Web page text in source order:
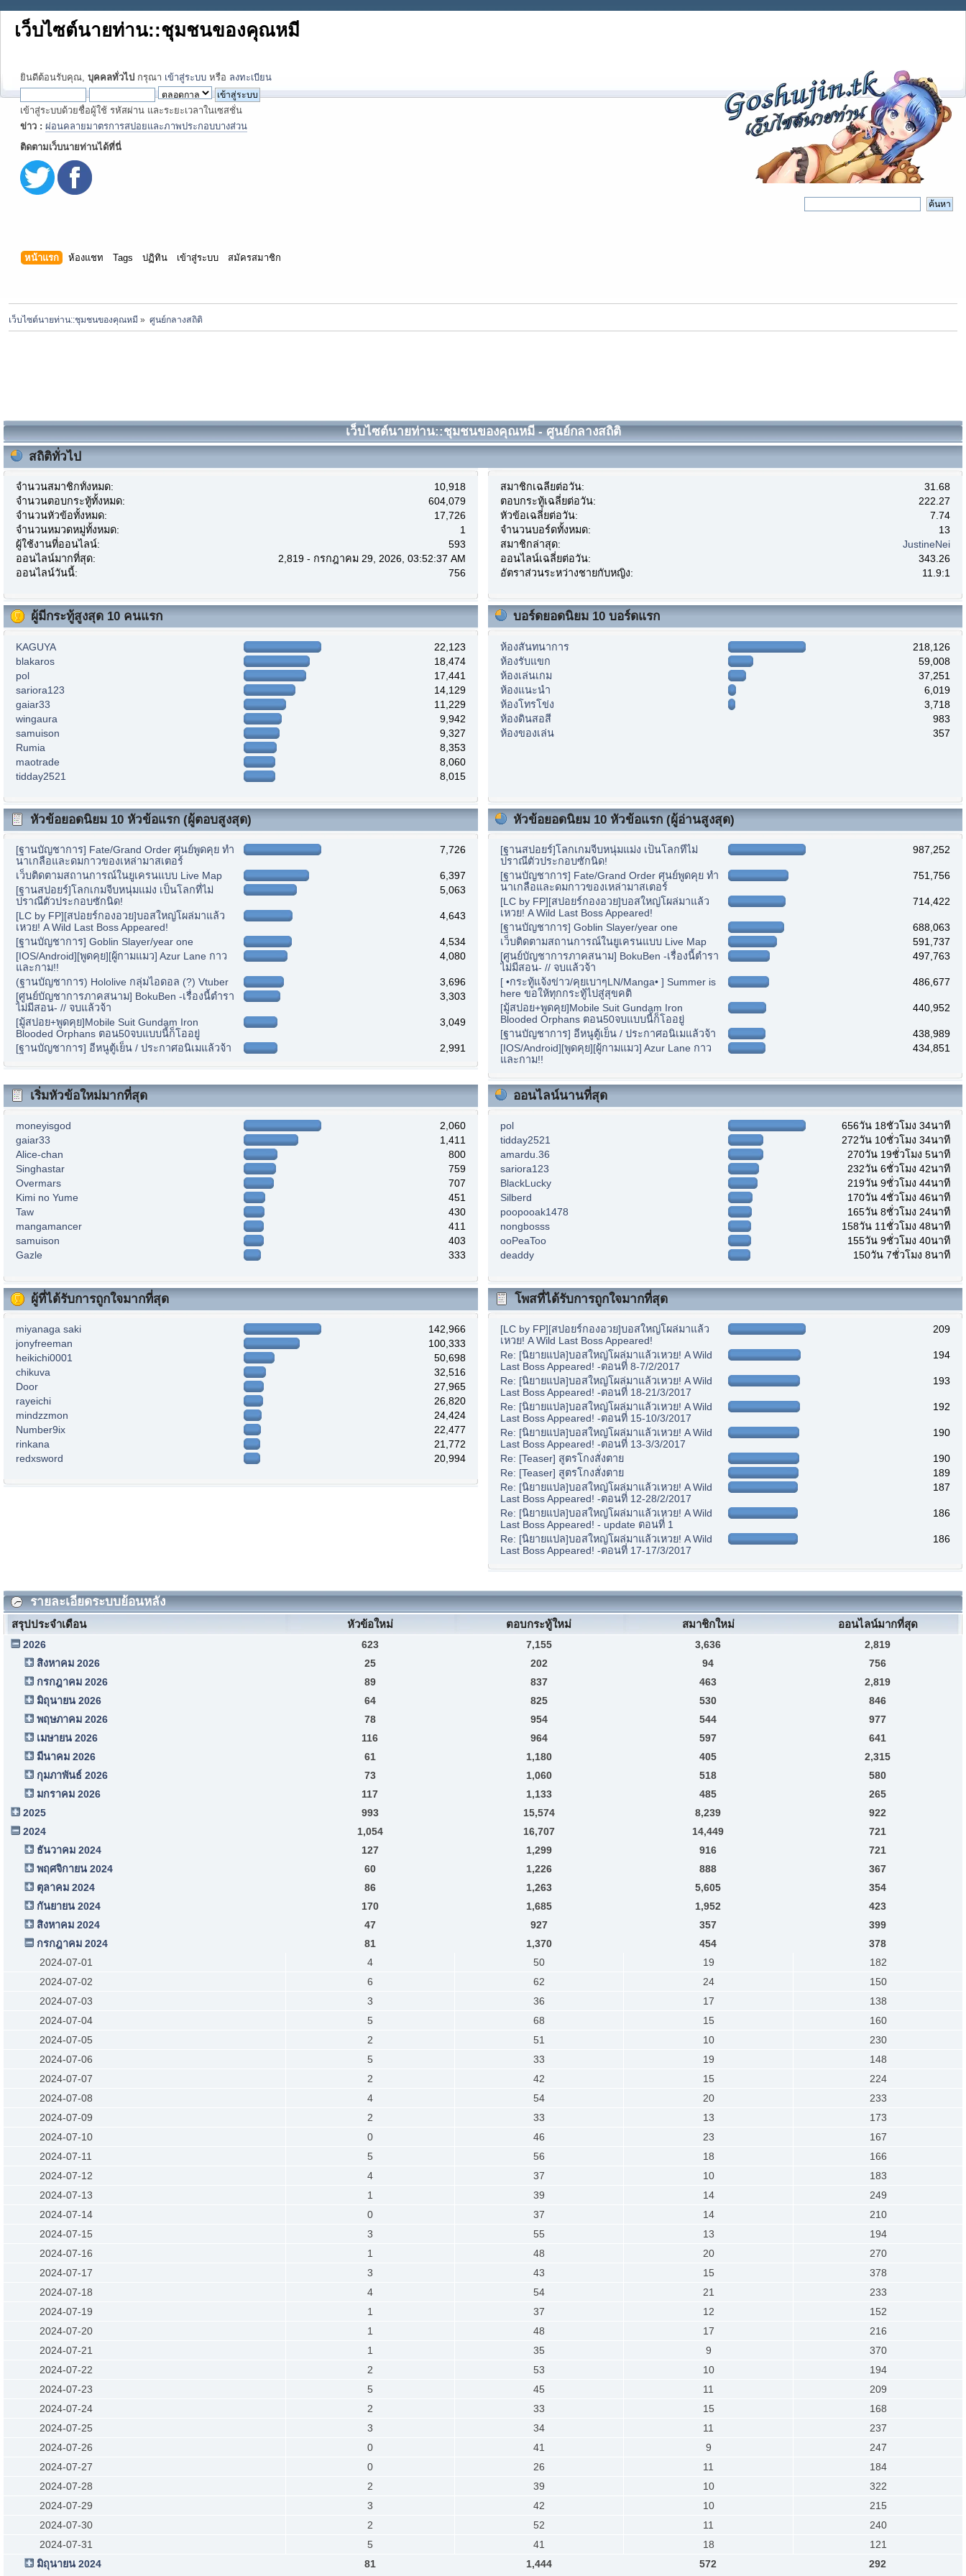
เว็บไซต์นายท่าน::ชุมชนของคุณหมี
ยินดีต้อนรับคุณ, บุคคลทั่วไป กรุณา เข้าสู่ระบบ หรือ ลงทะเบียน
เข้าสู่ระบบด้วยชื่อผู้ใช้ รหัสผ่าน และระยะเวลาในเซสชั่น
ข่าว : ผ่อนคลายมาตรการสปอยและภาพประกอบบางส่วน
ติดตามเว็บนายท่านได้ที่นี่
หน้าแรก ห้องแชท Tags ปฏิทิน เข้าสู่ระบบ สมัครสมาชิก
เว็บไซต์นายท่าน::ชุมชนของคุณหมี » ศูนย์กลางสถิติ
เว็บไซต์นายท่าน::ชุมชนของคุณหมี - ศูนย์กลางสถิติ
สถิติทั่วไป
จำนวนสมาชิกทั้งหมด:
10,918
จำนวนตอบกระทู้ทั้งหมด:
604,079
จำนวนหัวข้อทั้งหมด:
17,726
จำนวนหมวดหมู่ทั้งหมด:
1
ผู้ใช้งานที่ออนไลน์:
593
ออนไลน์มากที่สุด:
2,819 - กรกฎาคม 29, 2026, 03:52:37 AM
ออนไลน์วันนี้:
756
สมาชิกเฉลี่ยต่อวัน:
31.68
ตอบกระทู้เฉลี่ยต่อวัน:
222.27
หัวข้อเฉลี่ยต่อวัน:
7.74
จำนวนบอร์ดทั้งหมด:
13
สมาชิกล่าสุด:
JustineNei
ออนไลน์เฉลี่ยต่อวัน:
343.26
อัตราส่วนระหว่างชายกับหญิง:
11.9:1
ผู้มีกระทู้สูงสุด 10 คนแรก
KAGUYA
22,123
blakaros
18,474
pol
17,441
sariora123
14,129
gaiar33
11,229
wingaura
9,942
samuison
9,327
Rumia
8,353
maotrade
8,060
tidday2521
8,015
บอร์ดยอดนิยม 10 บอร์ดแรก
ห้องสันทนาการ
218,126
ห้องรับแขก
59,008
ห้องเล่นเกม
37,251
ห้องแนะนำ
6,019
ห้องโทรโข่ง
3,718
ห้องดินสอสี
983
ห้องของเล่น
357
หัวข้อยอดนิยม 10 หัวข้อแรก (ผู้ตอบสูงสุด)
[ฐานบัญชาการ] Fate/Grand Order ศุนย์พูดคุย ทำ
นาเกลือและดมกาวของเหล่ามาสเตอร์
7,726
เว็บติดตามสถานการณ์ในยูเครนแบบ Live Map
6,397
[ฐานสปอยร์]โลกเกมจีบหนุ่มแม่ง เป็นโลกที่ไม่
ปราณีตัวประกอบซักนิด!
5,063
[LC by FP][สปอยร์กองอวย]บอสใหญ่โผล่มาแล้ว
เหวย! A Wild Last Boss Appeared!
4,643
[ฐานบัญชาการ] Goblin Slayer/year one
4,534
[IOS/Android][พูดคุย][ผู้กามแมว] Azur Lane กาว
และกาม!!
4,080
(ฐานบัญชาการ) Hololive กลุ่มไอดอล (?) Vtuber
3,696
[ศูนย์บัญชาการภาคสนาม] BokuBen -เรื่องนี้ตำรา
ไม่มีสอน- // จบแล้วจ้า
3,303
[มู้สปอย+พูดคุย]Mobile Suit Gundam Iron
Blooded Orphans ตอน50จบแบบนี้ก็โออยู่
3,049
[ฐานบัญชาการ] อีหนูตู้เย็น / ประกาศอนิเมแล้วจ้า 2,991
หัวข้อยอดนิยม 10 หัวข้อแรก (ผู้อ่านสูงสุด)
[ฐานสปอยร์]โลกเกมจีบหนุ่มแม่ง เป็นโลกที่ไม่
ปราณีตัวประกอบซักนิด!
987,252
[ฐานบัญชาการ] Fate/Grand Order ศุนย์พูดคุย ทำ
นาเกลือและดมกาวของเหล่ามาสเตอร์
751,756
[LC by FP][สปอยร์กองอวย]บอสใหญ่โผล่มาแล้ว
เหวย! A Wild Last Boss Appeared!
714,422
[ฐานบัญชาการ] Goblin Slayer/year one
688,063
เว็บติดตามสถานการณ์ในยูเครนแบบ Live Map
591,737
[ศูนย์บัญชาการภาคสนาม] BokuBen -เรื่องนี้ตำรา
ไม่มีสอน- // จบแล้วจ้า
497,763
[ •กระทู้แจ้งข่าว/คุยเบาๆLN/Manga• ] Summer is
here ขอให้ทุกกระทู้ไปสู่สุขคติ
486,677
[มู้สปอย+พูดคุย]Mobile Suit Gundam Iron
Blooded Orphans ตอน50จบแบบนี้ก็โออยู่
440,952
[ฐานบัญชาการ] อีหนูตู้เย็น / ประกาศอนิเมแล้วจ้า
438,989
[IOS/Android][พูดคุย][ผู้กามแมว] Azur Lane กาว
และกาม!!
434,851
เริ่มหัวข้อใหม่มากที่สุด
moneyisgod
2,060
gaiar33
1,411
Alice-chan
800
Singhastar
759
Overmars
707
Kimi no Yume
451
Taw
430
mangamancer
411
samuison
403
Gazle
333
ออนไลน์นานที่สุด
pol
656วัน 18ชั่วโมง 34นาที
tidday2521
272วัน 10ชั่วโมง 34นาที
amardu.36
270วัน 19ชั่วโมง 5นาที
sariora123
232วัน 6ชั่วโมง 42นาที
BlackLucky
219วัน 9ชั่วโมง 44นาที
Silberd
170วัน 4ชั่วโมง 46นาที
poopooak1478
165วัน 8ชั่วโมง 24นาที
nongbosss
158วัน 11ชั่วโมง 48นาที
ooPeaToo
155วัน 9ชั่วโมง 40นาที
deaddy
150วัน 7ชั่วโมง 8นาที
ผู้ที่ได้รับการถูกใจมากที่สุด
miyanaga saki
142,966
jonyfreeman
100,333
heikichi0001
50,698
chikuva
32,516
Door
27,965
rayeichi
26,820
mindzzmon
24,424
Number9ix
22,477
rinkana
21,772
redxsword
20,994
โพสที่ได้รับการถูกใจมากที่สุด
[LC by FP][สปอยร์กองอวย]บอสใหญ่โผล่มาแล้ว
เหวย! A Wild Last Boss Appeared!
209
Re: [นิยายแปล]บอสใหญ่โผล่มาแล้วเหวย! A Wild
Last Boss Appeared! -ตอนที่ 8-7/2/2017
194
Re: [นิยายแปล]บอสใหญ่โผล่มาแล้วเหวย! A Wild
Last Boss Appeared! -ตอนที่ 18-21/3/2017
193
Re: [นิยายแปล]บอสใหญ่โผล่มาแล้วเหวย! A Wild
Last Boss Appeared! -ตอนที่ 15-10/3/2017
192
Re: [นิยายแปล]บอสใหญ่โผล่มาแล้วเหวย! A Wild
Last Boss Appeared! -ตอนที่ 13-3/3/2017
190
Re: [Teaser] สูตรโกงสั่งตาย
190
Re: [Teaser] สูตรโกงสั่งตาย
189
Re: [นิยายแปล]บอสใหญ่โผล่มาแล้วเหวย! A Wild
Last Boss Appeared! -ตอนที่ 12-28/2/2017
187
Re: [นิยายแปล]บอสใหญ่โผล่มาแล้วเหวย! A Wild
Last Boss Appeared! - update ตอนที่ 1
186
Re: [นิยายแปล]บอสใหญ่โผล่มาแล้วเหวย! A Wild
Last Boss Appeared! -ตอนที่ 17-17/3/2017
186
รายละเอียดระบบย้อนหลัง
สรุปประจำเดือน หัวข้อใหม่ ตอบกระทู้ใหม่ สมาชิกใหม่ ออนไลน์มากที่สุด
2026 623 7,155 3,636
2,819
สิงหาคม 2026
25 202 94
756
กรกฎาคม 2026
89 837 463
2,819
มิถุนายน 2026
64 825 530
846
พฤษภาคม 2026
78 954 544
977
เมษายน 2026
116 964 597
641
มีนาคม 2026
61 1,180 405
2,315
กุมภาพันธ์ 2026
73 1,060 518
580
มกราคม 2026
117 1,133 485
265
2025
993 15,574 8,239
922
2024
1,054 16,707 14,449
721
ธันวาคม 2024
127 1,299 916
721
พฤศจิกายน 2024
60 1,226 888
367
ตุลาคม 2024
86 1,263 5,605
354
กันยายน 2024
170 1,685 1,952
423
สิงหาคม 2024
47 927 357
399
กรกฎาคม 2024
81 1,370 454
378
2024-07-01
4 50 19
182
2024-07-02
6 62 24
150
2024-07-03
3 36 17
138
2024-07-04
5 68 15
160
2024-07-05
2 51 10
230
2024-07-06
5 33 19
148
2024-07-07
2 42 15
224
2024-07-08
4 54 20
233
2024-07-09
2 33 13
173
2024-07-10
0 46 23
167
2024-07-11
5 56 18
166
2024-07-12
4 37 10
183
2024-07-13
1 39 14
249
2024-07-14
0 37 14
210
2024-07-15
3 55 13
194
2024-07-16
1 48 20
270
2024-07-17
3 43 15
378
2024-07-18
4 54 21
233
2024-07-19
1 37 12
152
2024-07-20
1 48 17
216
2024-07-21
1 35 9
370
2024-07-22
2 53 10
194
2024-07-23
5 45 11
209
2024-07-24
2 33 15
168
2024-07-25
3 34 11
237
2024-07-26
0 41 9
247
2024-07-27
0 26 11
184
2024-07-28
2 39 10
322
2024-07-29
3 42 10
215
2024-07-30
2 52 11
240
2024-07-31
5 41 18
121
มิถุนายน 2024
81 1,444 572 292